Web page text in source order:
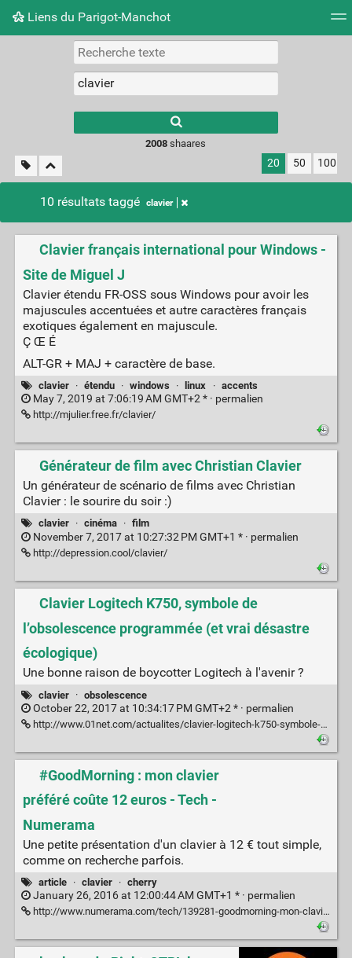
Liens du Parigot-Manchot
Nuage de tags Mur d'images
2008 shaares
20 50 100
10 résultats taggé clavier
Clavier français international pour Windows -
Site de Miguel J
Clavier étendu FR-OSS sous Windows pour avoir les
majuscules accentuées et autre caractères français
exotiques également en majuscule.
Ç Œ É
ALT-GR + MAJ + caractère de base.
clavier · étendu · windows · linux · accents
May 7, 2019 at 7:06:19 AM GMT+2 * · permalien
http://mjulier.free.fr/clavier/
Générateur de film avec Christian Clavier
Un générateur de scénario de films avec Christian
Clavier : le sourire du soir :)
clavier · cinéma · film
November 7, 2017 at 10:27:32 PM GMT+1 * · permalien
http://depression.cool/clavier/
Clavier Logitech K750, symbole de
l’obsolescence programmée (et vrai désastre
écologique)
Une bonne raison de boycotter Logitech à l'avenir ?
clavier · obsolescence
October 22, 2017 at 10:34:17 PM GMT+2 * · permalien
http://www.01net.com/actualites/clavier-logitech-k750-symbole-de-l-obsolescence-programmee-et-vrai-desastre-ecologique-1281770.html
#GoodMorning : mon clavier
préféré coûte 12 euros - Tech -
Numerama
Une petite présentation d'un clavier à 12 € tout simple,
comme on recherche parfois.
article · clavier · cherry
January 26, 2016 at 12:00:44 AM GMT+1 * · permalien
http://www.numerama.com/tech/139281-goodmorning-mon-clavier-prefere-coute-12-euros.html